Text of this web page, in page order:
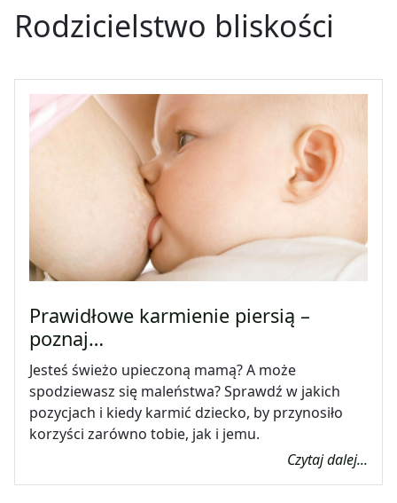
Rodzicielstwo bliskości
Prawidłowe karmienie piersią –
poznaj…
Jesteś świeżo upieczoną mamą? A może
spodziewasz się maleństwa? Sprawdź w jakich
pozycjach i kiedy karmić dziecko, by przynosiło
korzyści zarówno tobie, jak i jemu.
Czytaj dalej...